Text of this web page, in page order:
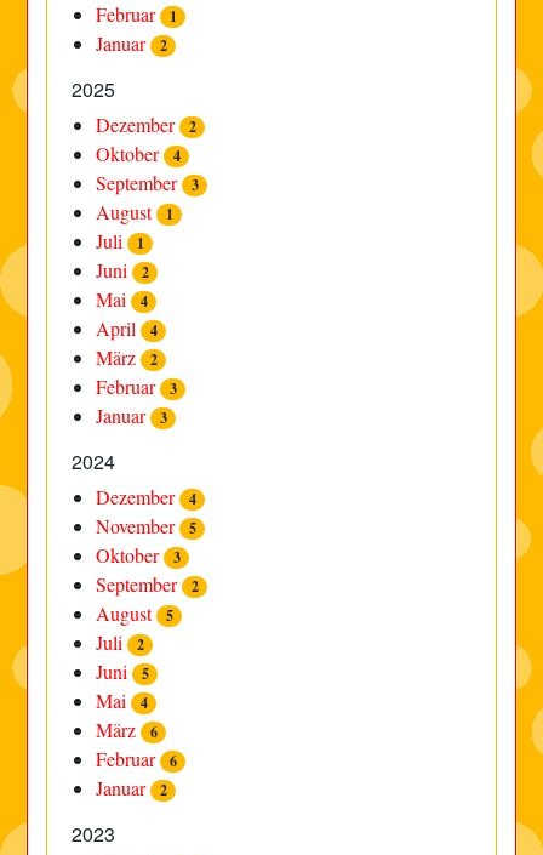
Februar 1
Januar 2
2025
Dezember 2
Oktober 4
September 3
August 1
Juli 1
Juni 2
Mai 4
April 4
März 2
Februar 3
Januar 3
2024
Dezember 4
November 5
Oktober 3
September 2
August 5
Juli 2
Juni 5
Mai 4
März 6
Februar 6
Januar 2
2023